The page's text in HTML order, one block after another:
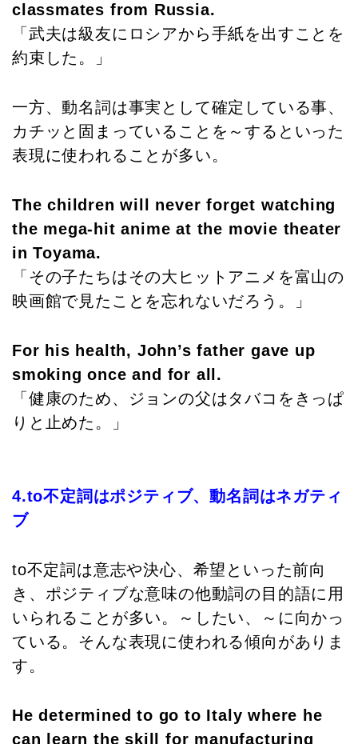
classmates from Russia.
「武夫は級友にロシアから手紙を出すことを
約束した。」
一方、動名詞は事実として確定している事、
カチッと固まっていることを～するといった
表現に使われることが多い。
The children will never forget watching
the mega-hit anime at the movie theater
in Toyama.
「その子たちはその大ヒットアニメを富山の
映画館で見たことを忘れないだろう。」
For his health, John’s father gave up
smoking once and for all.
「健康のため、ジョンの父はタバコをきっぱ
りと止めた。」
4.to不定詞はポジティブ、動名詞はネガティ
ブ
to不定詞は意志や決心、希望といった前向
き、ポジティブな意味の他動詞の目的語に用
いられることが多い。～したい、～に向かっ
ている。そんな表現に使われる傾向がありま
す。
He determined to go to Italy where he
can learn the skill for manufacturing